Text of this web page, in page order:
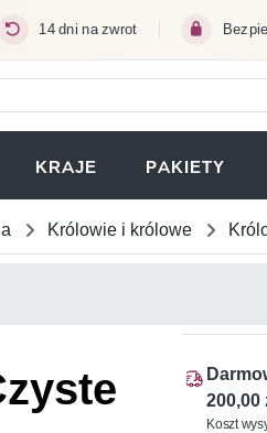
14 dni na zwrot
NOWEJ KARCIE)
KRAJE PAKIETY
Królowie i królowe
200,00
Koszt